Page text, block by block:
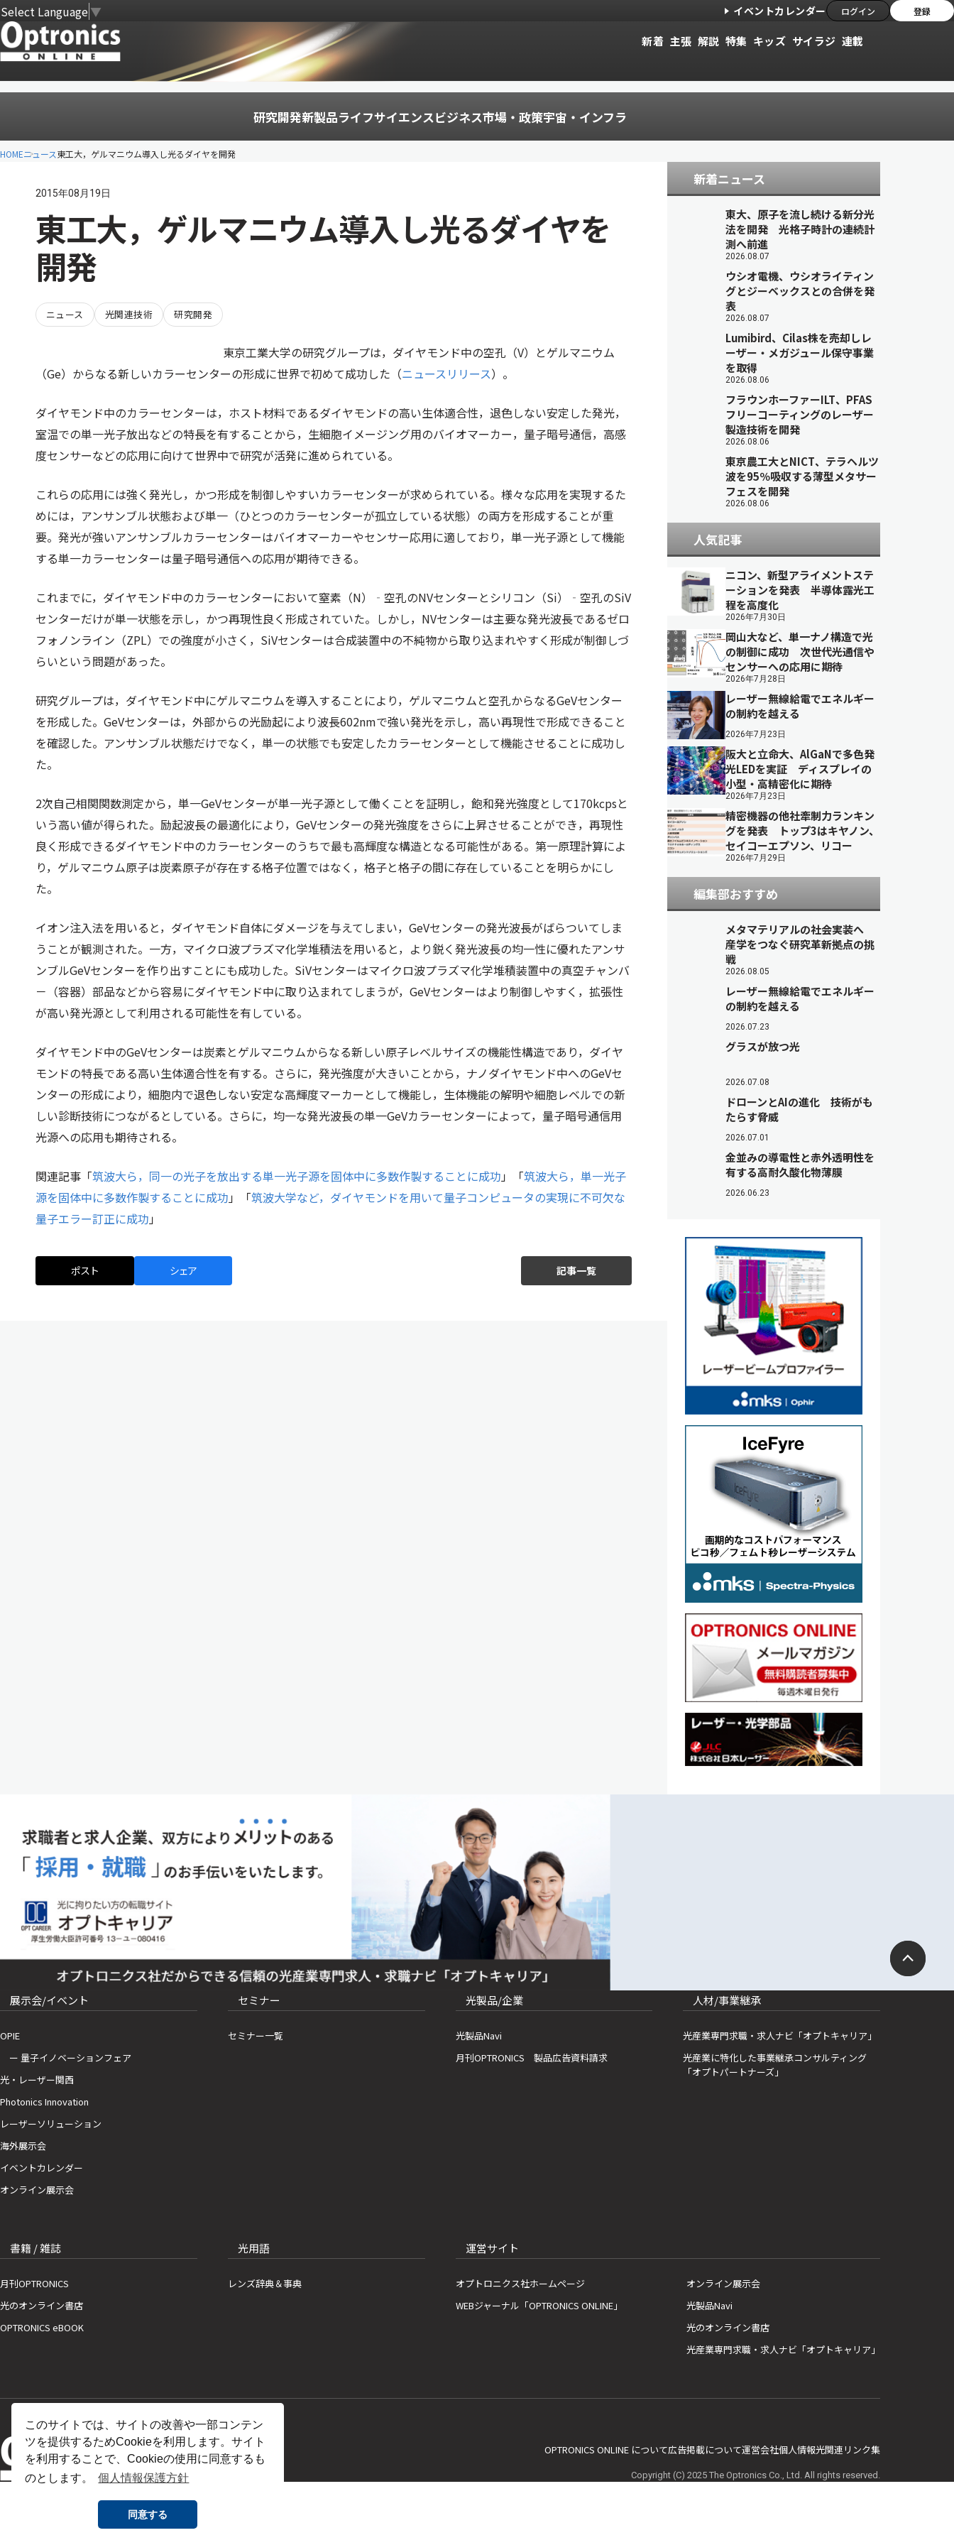
このサイトでは、サイトの改善や一部コンテン
ツを提供するためCookieを利用します。サイト
を利用することで、Cookieの使用に同意するも
のとします。
個人情報保護方針
同意する
Select Language▼ イベントカレンダー ログイン 登録
新着 主張 解説 特集 キッズ サイラジ 連載
研究開発新製品ライフサイエンスビジネス市場・政策宇宙・インフラ
HOMEニュース東工大，ゲルマニウム導入し光るダイヤを開発
2015年08月19日
東工大，ゲルマニウム導入し光るダイヤを
開発
ニュース 光関連技術 研究開発
東京工業大学の研究グループは，ダイヤモンド中の空孔（V）とゲルマニウム
（Ge）からなる新しいカラーセンターの形成に世界で初めて成功した（ニュースリリース）。
ダイヤモンド中のカラーセンターは，ホスト材料であるダイヤモンドの高い生体適合性，退色しない安定した発光，
室温での単一光子放出などの特長を有することから，生細胞イメージング用のバイオマーカー，量子暗号通信，高感
度センサーなどの応用に向けて世界中で研究が活発に進められている。
これらの応用には強く発光し，かつ形成を制御しやすいカラーセンターが求められている。様々な応用を実現するた
めには，アンサンブル状態および単一（ひとつのカラーセンターが孤立している状態）の両方を形成することが重
要。発光が強いアンサンブルカラーセンターはバイオマーカーやセンサー応用に適しており，単一光子源として機能
する単一カラーセンターは量子暗号通信への応用が期待できる。
これまでに，ダイヤモンド中のカラーセンターにおいて窒素（N）‐空孔のNVセンターとシリコン（Si）‐空孔のSiV
センターだけが単一状態を示し，かつ再現性良く形成されていた。しかし，NVセンターは主要な発光波長であるゼロ
フォノンライン（ZPL）での強度が小さく，SiVセンターは合成装置中の不純物から取り込まれやすく形成が制御しづ
らいという問題があった。
研究グループは，ダイヤモンド中にゲルマニウムを導入することにより，ゲルマニウムと空孔からなるGeVセンター
を形成した。GeVセンターは，外部からの光励起により波長602nmで強い発光を示し，高い再現性で形成できること
を確認した。アンサンブル状態だけでなく，単一の状態でも安定したカラーセンターとして機能させることに成功し
た。
2次自己相関関数測定から，単一GeVセンターが単一光子源として働くことを証明し，飽和発光強度として170kcpsと
いう高い値が得られた。励起波長の最適化により，GeVセンターの発光強度をさらに上昇させることができ，再現性
良く形成できるダイヤモンド中のカラーセンターのうちで最も高輝度な構造となる可能性がある。第一原理計算によ
り，ゲルマニウム原子は炭素原子が存在する格子位置ではなく，格子と格子の間に存在していることを明らかにし
た。
イオン注入法を用いると，ダイヤモンド自体にダメージを与えてしまい，GeVセンターの発光波長がばらついてしま
うことが観測された。一方，マイクロ波プラズマ化学堆積法を用いると，より鋭く発光波長の均一性に優れたアンサ
ンブルGeVセンターを作り出すことにも成功した。SiVセンターはマイクロ波プラズマ化学堆積装置中の真空チャンバ
－（容器）部品などから容易にダイヤモンド中に取り込まれてしまうが，GeVセンターはより制御しやすく，拡張性
が高い発光源として利用される可能性を有している。
ダイヤモンド中のGeVセンターは炭素とゲルマニウムからなる新しい原子レベルサイズの機能性構造であり，ダイヤ
モンドの特長である高い生体適合性を有する。さらに，発光強度が大きいことから，ナノダイヤモンド中へのGeVセ
ンターの形成により，細胞内で退色しない安定な高輝度マーカーとして機能し，生体機能の解明や細胞レベルでの新
しい診断技術につながるとしている。さらに，均一な発光波長の単一GeVカラーセンターによって，量子暗号通信用
光源への応用も期待される。
関連記事「筑波大ら，同一の光子を放出する単一光子源を固体中に多数作製することに成功」「筑波大ら，単一光子
源を固体中に多数作製することに成功」「筑波大学など，ダイヤモンドを用いて量子コンピュータの実現に不可欠な
量子エラー訂正に成功」
ポスト シェア 記事一覧
新着ニュース
東大、原子を流し続ける新分光
法を開発 光格子時計の連続計
測へ前進
2026.08.07
ウシオ電機、ウシオライティン
グとジーベックスとの合併を発
表
2026.08.07
Lumibird、Cilas株を売却しレ
ーザー・メガジュール保守事業
を取得
2026.08.06
フラウンホーファーILT、PFAS
フリーコーティングのレーザー
製造技術を開発
2026.08.06
東京農工大とNICT、テラヘルツ
波を95％吸収する薄型メタサー
フェスを開発
2026.08.06
人気記事
ニコン、新型アライメントステ
ーションを発表 半導体露光工
程を高度化
2026年7月30日
岡山大など、単一ナノ構造で光
の制御に成功 次世代光通信や
センサーへの応用に期待
2026年7月28日
レーザー無線給電でエネルギー
の制約を越える
2026年7月23日
阪大と立命大、AlGaNで多色発
光LEDを実証 ディスプレイの
小型・高精密化に期待
2026年7月23日
精密機器の他社牽制力ランキン
グを発表 トップ3はキヤノン、
セイコーエプソン、リコー
2026年7月29日
編集部おすすめ
メタマテリアルの社会実装へ
産学をつなぐ研究革新拠点の挑
戦
2026.08.05
レーザー無線給電でエネルギー
の制約を越える
2026.07.23
グラスが放つ光
2026.07.08
ドローンとAIの進化 技術がも
たらす脅威
2026.07.01
金並みの導電性と赤外透明性を
有する高耐久酸化物薄膜
2026.06.23
展示会/イベント
OPIE
ー 量子イノベーションフェア
光・レーザー関西
Photonics Innovation
レーザーソリューション
海外展示会
イベントカレンダー
オンライン展示会
セミナー
セミナー一覧
光製品/企業
光製品Navi
月刊OPTRONICS 製品広告資料請求
人材/事業継承
光産業専門求職・求人ナビ「オプトキャリア」
光産業に特化した事業継承コンサルティング
「オプトパートナーズ」
書籍 / 雑誌
月刊OPTRONICS
光のオンライン書店
OPTRONICS eBOOK
光用語
レンズ辞典＆事典
運営サイト
オプトロニクス社ホームページ
WEBジャーナル「OPTRONICS ONLINE」
オンライン展示会
光製品Navi
光のオンライン書店
光産業専門求職・求人ナビ「オプトキャリア」
OPTRONICS ONLINE について広告掲載について運営会社個人情報光関連リンク集
Copyright (C) 2025 The Optronics Co., Ltd. All rights reserved.